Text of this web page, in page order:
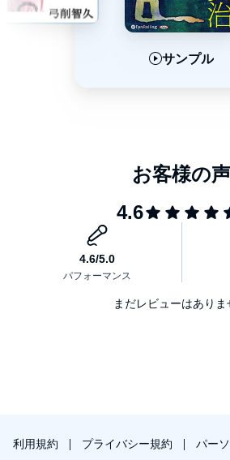
北守将軍と三人兄弟の医者 六、北守将軍仙
洞熊学校を卒業した三人
洞熊学校を卒業した三人 一、蜘蛛はどうし
マリヴロンと少女
サンプル
まだレビューはありま
利用規約 プライバシー規約 パー